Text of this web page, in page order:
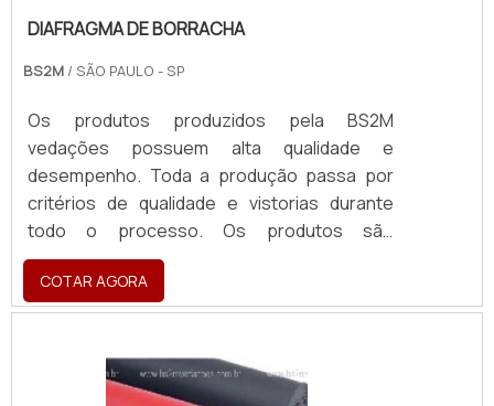
DIAFRAGMA DE BORRACHA
BS2M / SÃO PAULO - SP
Os produtos produzidos pela BS2M
vedações possuem alta qualidade e
desempenho. Toda a produção passa por
critérios de qualidade e vistorias durante
todo o processo. Os produtos são
fabricados para atender diversos
segmentos de negócios. Os produtos da
BS2M Vedações são flexíveis, adaptando-se
maquinários industriais, como o diafragma de
borracha.MAIS DETALHES SOBRE O
COTAR AGORA